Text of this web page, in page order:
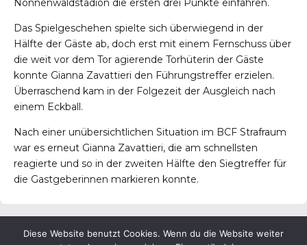
Das Spielgeschehen spielte sich überwiegend in der
Hälfte der Gäste ab, doch erst mit einem Fernschuss über
die weit vor dem Tor agierende Torhüterin der Gäste
konnte Gianna Zavattieri den Führungstreffer erzielen.
Überraschend kam in der Folgezeit der Ausgleich nach
einem Eckball.
Nach einer unübersichtlichen Situation im BCF Strafraum
war es erneut Gianna Zavattieri, die am schnellsten
reagierte und so in der zweiten Hälfte den Siegtreffer für
die Gastgeberinnen markieren konnte.
© ESV Penzberg e.V.
Diese Website benutzt Cookies. Wenn du die Website weiter